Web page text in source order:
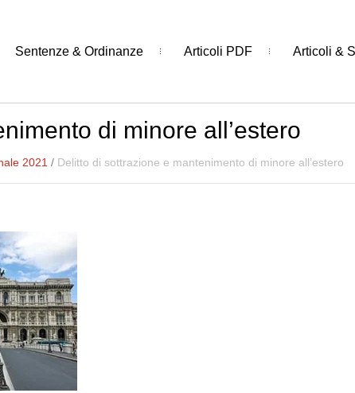
Sentenze & Ordinanze Articoli PDF Articoli &
di minore all’estero
2021 / Delitto di sottrazione e mantenimento di minore all’estero